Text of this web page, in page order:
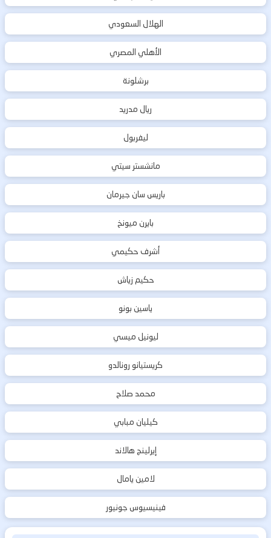
الهلال السعودي
الأهلي المصري
برشلونة
ريال مدريد
ليفربول
مانشستر سيتي
باريس سان جيرمان
بايرن ميونخ
أشرف حكيمي
حكيم زياش
ياسين بونو
ليونيل ميسي
كريستيانو رونالدو
محمد صلاح
كيليان مبابي
إيرلينج هالاند
لامين يامال
فينيسيوس جونيور